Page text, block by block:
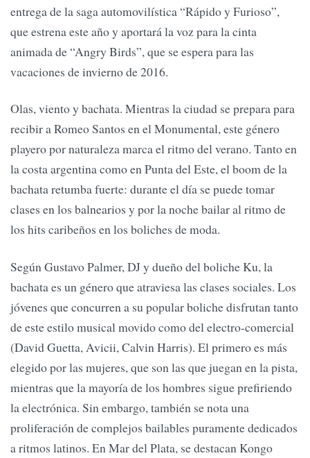
entrega de la saga automovilística “Rápido y Furioso”,
que estrena este año y aportará la voz para la cinta
animada de “Angry Birds”, que se espera para las
vacaciones de invierno de 2016.
Olas, viento y bachata. Mientras la ciudad se prepara para
recibir a Romeo Santos en el Monumental, este género
playero por naturaleza marca el ritmo del verano. Tanto en
la costa argentina como en Punta del Este, el boom de la
bachata retumba fuerte: durante el día se puede tomar
clases en los balnearios y por la noche bailar al ritmo de
los hits caribeños en los boliches de moda.
Según Gustavo Palmer, DJ y dueño del boliche Ku, la
bachata es un género que atraviesa las clases sociales. Los
jóvenes que concurren a su popular boliche disfrutan tanto
de este estilo musical movido como del electro-comercial
(David Guetta, Avicii, Calvin Harris). El primero es más
elegido por las mujeres, que son las que juegan en la pista,
mientras que la mayoría de los hombres sigue prefiriendo
la electrónica. Sin embargo, también se nota una
proliferación de complejos bailables puramente dedicados
a ritmos latinos. En Mar del Plata, se destacan Kongo